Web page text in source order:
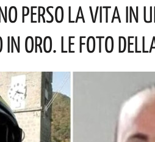
DEL CANONE CHE RUBA DATI E CARTE DELLE PERSONE
Perso La Vita In
Oro. Le Foto